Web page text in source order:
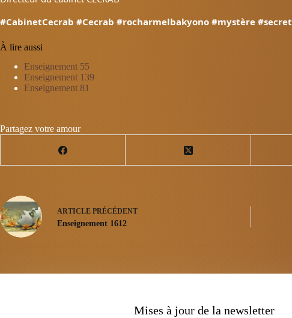
#CabinetCecrab #Cecrab #rocharmelbakyono #mystère #secret
À lire aussi
Enseignement 55
Enseignement 139
Enseignement 81
Partagez votre amour
ARTICLE PRÉCÉDENT
Enseignement 1612
Mises à jour de la newsletter